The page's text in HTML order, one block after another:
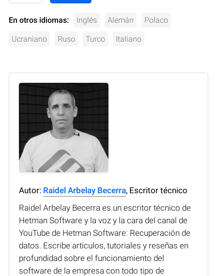
En otros idiomas: Inglés Alemán Polaco
Ucraniano Ruso Turco Italiano
Autor: Raidel Arbelay Becerra, Escritor técnico
Raidel Arbelay Becerra es un escritor técnico de
Hetman Software y la voz y la cara del canal de
YouTube de Hetman Software: Recuperación de
datos. Escribe artículos, tutoriales y reseñas en
profundidad sobre el funcionamiento del
software de la empresa con todo tipo de